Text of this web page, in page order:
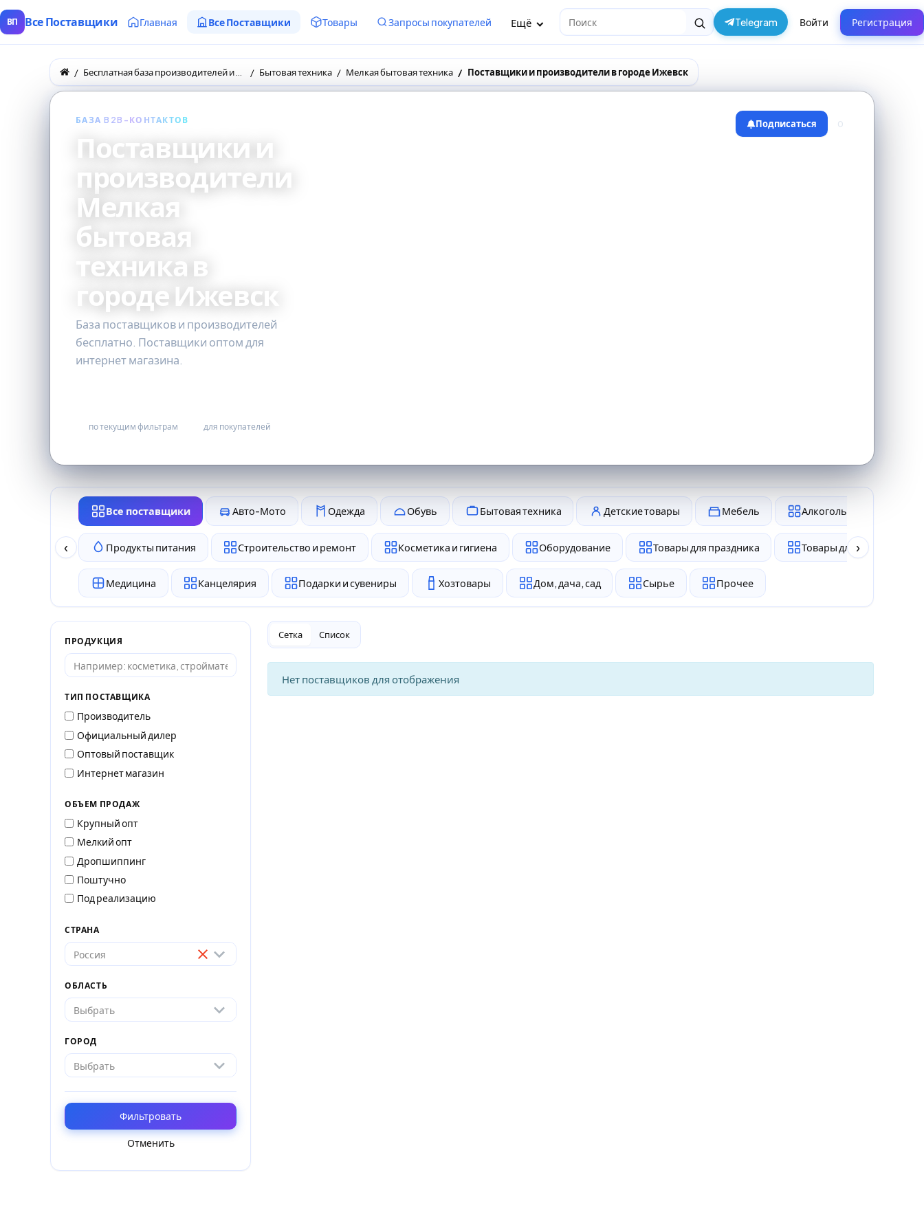
ВП Все Поставщики Главная Все Поставщики Товары Запросы покупателей Ещё Поиск Telegram Войти Регистрация
Бытовая техника Мелкая бытовая техника Поставщики и производители в городе Ижевск
БАЗА B2B-КОНТАКТОВ
Поставщики и
производители
Мелкая
бытовая
техника в
городе Ижевск
База поставщиков и производителей
бесплатно. Поставщики оптом для
интернет магазина.
по текущим фильтрам для покупателей
Подписаться 0
‹
Все поставщики Авто-Мото Одежда Обувь Бытовая техника Детские товары Мебель Алкоголь и табак
Продукты питания Строительство и ремонт Косметика и гигиена Оборудование Товары для праздника Товары для животных
Медицина Канцелярия Подарки и сувениры Хозтовары Дом, дача, сад Сырье Прочее
›
ПРОДУКЦИЯ
ТИП ПОСТАВЩИКА
Производитель
Официальный дилер
Оптовый поставщик
Интернет магазин
ОБЪЕМ ПРОДАЖ
Крупный опт
Мелкий опт
Дропшиппинг
Поштучно
Под реализацию
СТРАНА
Россия
ОБЛАСТЬ
Выбрать
ГОРОД
Выбрать
Фильтровать
Отменить
Сетка Список
Нет поставщиков для отображения